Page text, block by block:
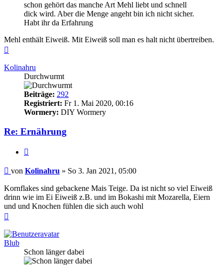
schon gehört das manche Art Mehl liebt und schnell
dick wird. Aber die Menge angeht bin ich nicht sicher.
Habt ihr da Erfahrung
Mehl enthält Eiweiß. Mit Eiweiß soll man es halt nicht übertreiben.
Kolinahru
Durchwurmt
Beiträge: 292
Registriert: Fr 1. Mai 2020, 00:16
Wormery: DIY Wormery
Re: Ernährung
Beitrag
von Kolinahru » So 3. Jan 2021, 05:00
Kornflakes sind gebackene Mais Teige. Da ist nicht so viel Eiweiß
drinn wie im Ei Eiweiß z.B. und im Bokashi mit Mozarella, Eiern
und und Knochen fühlen die sich auch wohl
Blub
Schon länger dabei